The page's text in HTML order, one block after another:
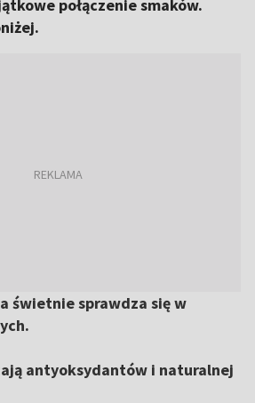
połączenie smaków.
świetnie sprawdza się w
antyoksydantów i naturalnej